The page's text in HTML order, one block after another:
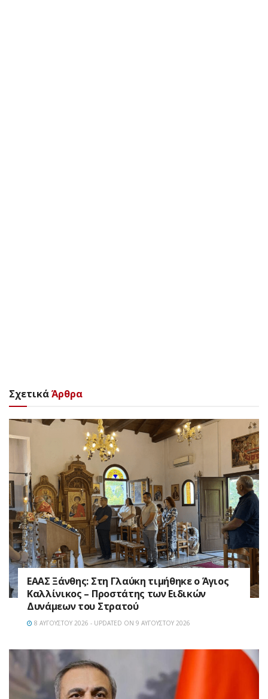
ΣχετικάΆρθρα
EAAΣ Ξάνθης: Στη Γλαύκη τιμήθηκε ο Άγιος
Καλλίνικος – Προστάτης των Ειδικών
Δυνάμεων του Στρατού
8 ΑΥΓΟΎΣΤΟΥ 2026 - UPDATED ON 9 ΑΥΓΟΎΣΤΟΥ 2026